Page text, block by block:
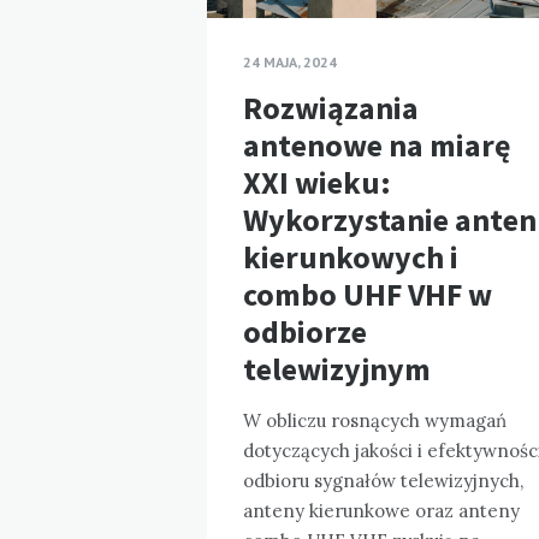
24 MAJA, 2024
Rozwiązania
antenowe na miarę
XXI wieku:
Wykorzystanie anten
kierunkowych i
combo UHF VHF w
odbiorze
telewizyjnym
W obliczu rosnących wymagań
dotyczących jakości i
odbioru sygnałów telewizyjnych,
anteny kierunkowe oraz anteny